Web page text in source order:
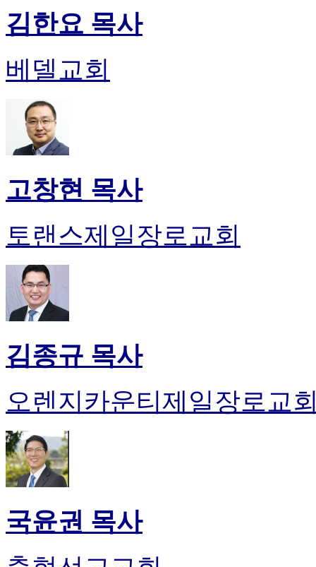
김한요 목사
베델교회
고창현 목사
토랜스제일장로교회
김종규 목사
오렌지카운티제일장로교
국윤권 목사